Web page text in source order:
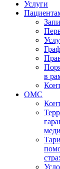
Услуги
в
ОМС